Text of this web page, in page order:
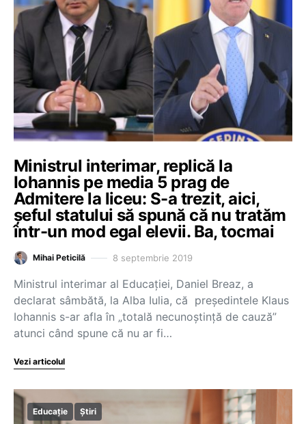
Ministrul interimar, replică la
Iohannis pe media 5 prag de
Admitere la liceu: S-a trezit, aici,
şeful statului să spună că nu tratăm
într-un mod egal elevii. Ba, tocmai
Mihai Peticilă 8 septembrie 2019
Ministrul interimar al Educaţiei, Daniel Breaz, a
declarat sâmbătă, la Alba Iulia, că preşedintele Klaus
Iohannis s-ar afla în „totală necunoştinţă de cauză”
atunci când spune că nu ar fi…
Vezi articolul
Educație Știri